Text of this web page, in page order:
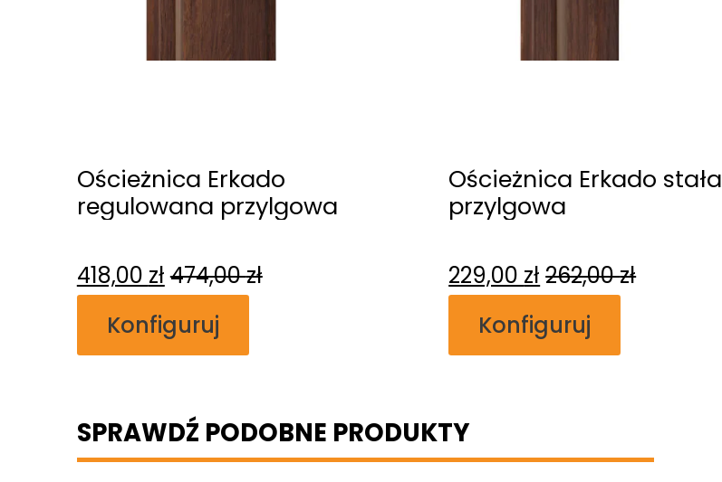
Ościeżnica Erkado
regulowana przylgowa
418,00 zł 474,00zł
Konfiguruj
Ościeżnica Erkado stała
przylgowa
229,00 zł 262,00zł
Konfiguruj
SPRAWDŹ PODOBNE PRODUKTY